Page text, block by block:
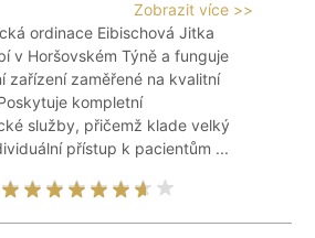
Zobrazit více >>
ordinace Eibischová Jitka
v Horšovském Týně a funguje
zařízení zaměřené na kvalitní
kompletní
služby, přičemž klade velký
přístup k pacientům ...